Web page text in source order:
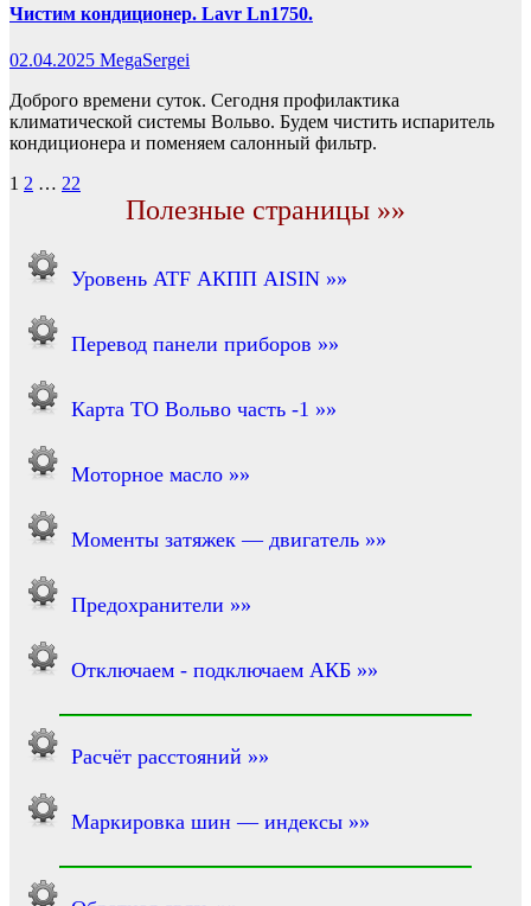
Чистим кондиционер. Lavr Ln1750.
02.04.2025 MegaSergei
Доброго времени суток. Сегодня профилактика
климатической системы Вольво. Будем чистить испаритель
кондиционера и поменяем салонный фильтр.
Пагинация
1 2 … 22
Полезные страницы »»
Уровень ATF АКПП AISIN »»
Перевод панели приборов »»
Карта ТО Вольво часть -1 »»
Моторное масло »»
Моменты затяжек — двигатель »»
Предохранители »»
Отключаем - подключаем АКБ »»
Расчёт расстояний »»
Маркировка шин — индексы »»